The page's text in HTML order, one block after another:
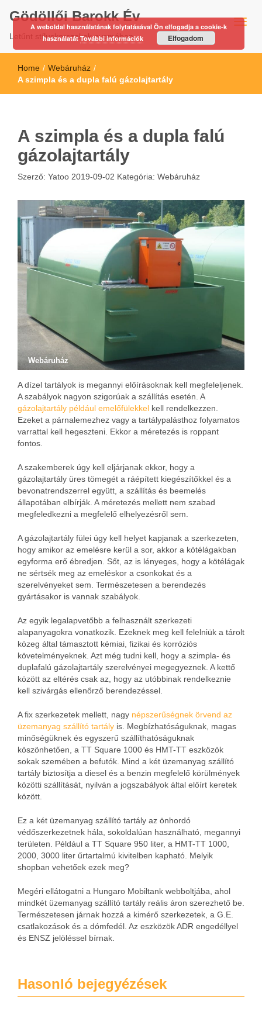
Gödöllői Barokk Év
Letűnt stíluskorszakok nyomában…
Home / Webáruház /
A szimpla és a dupla falú gázolajtartály
A szimpla és a dupla falú
gázolajtartály
Szerző: Yatoo 2019-09-02 Kategória: Webáruház
Webáruház
A dízel tartályok is megannyi előírásoknak kell megfeleljenek.
A szabályok nagyon szigorúak a szállítás esetén. A
gázolajtartály például emelőfülekkel kell rendelkezzen.
Ezeket a párnalemezhez vagy a tartálypalásthoz folyamatos
varrattal kell hegeszteni. Ekkor a méretezés is roppant
fontos.
A szakemberek úgy kell eljárjanak ekkor, hogy a
gázolajtartály üres tömegét a ráépített kiegészítőkkel és a
bevonatrendszerrel együtt, a szállítás és beemelés
állapotában elbírják. A méretezés mellett nem szabad
megfeledkezni a megfelelő elhelyezésről sem.
A gázolajtartály fülei úgy kell helyet kapjanak a szerkezeten,
hogy amikor az emelésre kerül a sor, akkor a kötélágakban
egyforma erő ébredjen. Sőt, az is lényeges, hogy a kötélágak
ne sértsék meg az emeléskor a csonkokat és a
szerelvényeket sem. Természetesen a berendezés
gyártásakor is vannak szabályok.
Az egyik legalapvetőbb a felhasznált szerkezeti
alapanyagokra vonatkozik. Ezeknek meg kell felelniük a tárolt
közeg által támasztott kémiai, fizikai és korróziós
követelményeknek. Azt még tudni kell, hogy a szimpla- és
duplafalú gázolajtartály szerelvényei megegyeznek. A kettő
között az eltérés csak az, hogy az utóbbinak rendelkeznie
kell szivárgás ellenőrző berendezéssel.
A fix szerkezetek mellett, nagy népszerűségnek örvend az
üzemanyag szállító tartály is. Megbízhatóságuknak, magas
minőségüknek és egyszerű szállíthatóságuknak
köszönhetően, a TT Square 1000 és HMT-TT eszközök
sokak szemében a befutók. Mind a két üzemanyag szállító
tartály biztosítja a diesel és a benzin megfelelő körülmények
közötti szállítását, nyilván a jogszabályok által előírt keretek
között.
Ez a két üzemanyag szállító tartály az önhordó
védőszerkezetnek hála, sokoldalúan használható, megannyi
területen. Például a TT Square 950 liter, a HMT-TT 1000,
2000, 3000 liter űrtartalmú kivitelben kapható. Melyik
shopban vehetőek ezek meg?
Megéri ellátogatni a Hungaro Mobiltank webboltjába, ahol
mindkét üzemanyag szállító tartály reális áron szerezhető be.
Természetesen járnak hozzá a kimérő szerkezetek, a G.E.
csatlakozások és a dómfedél. Az eszközök ADR engedéllyel
és ENSZ jelöléssel bírnak.
Hasonló bejegyézések
A weboldal használatának folytatásával Ön elfogadja a cookie-k
használatátTovábbi információk Elfogadom